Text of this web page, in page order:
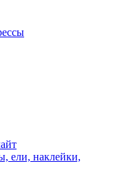
ели, наклейки,